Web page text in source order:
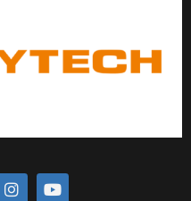
n
s
o
u